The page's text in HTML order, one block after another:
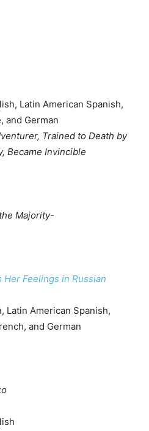
Latin American Spanish,
and German
Trained to Death by
Became Invincible
Majority-
Feelings in Russian
Latin American Spanish,
and German